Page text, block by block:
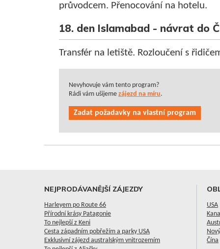
průvodcem. Přenocování na hotelu.
18. den Islamabad - návrat do
Transfér na letiště. Rozloučení s
Nevyhovuje vám tento program?
Rádi vám ušijeme zájezd na míru.
Zadat požadavky na vlastní program
NEJPRODÁVANĚJŠÍ ZÁJEZDY
Harleyem po Route 66
Přírodní krásy Patagonie
To nejlepší z Keni
Cesta západním pobřežím a parky USA
Exklusivní zájezd australským vnitrozemím
USA
Čína